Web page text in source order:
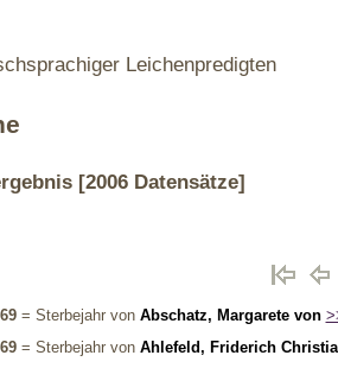
Leichenpredigten
[2006 Datensätze]
= Sterbejahr von Abschatz, Margarete von
= Sterbejahr von Ahlefeld, Friderich